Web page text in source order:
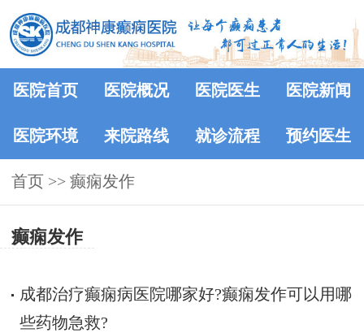
医院首页 医院概况 医院医生 医院新闻
医院环境 来院路线 就诊流程 预约医生
首页 >> 癫痫发作
癫痫发作
成都治疗癫痫病医院哪家好?癫痫发作可以用哪
些药物急救?